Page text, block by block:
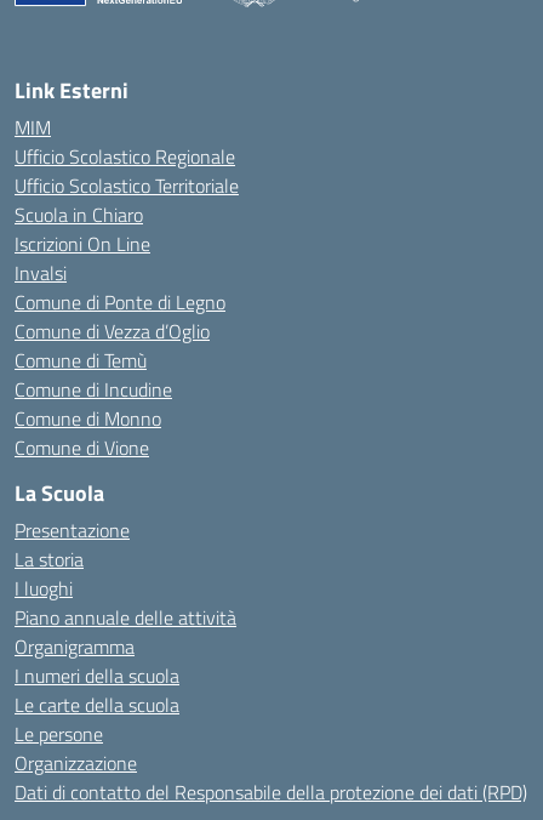
— Visita la pagina iniziale della scuola
Link Esterni
MIM
Ufficio Scolastico Regionale
Ufficio Scolastico Territoriale
Scuola in Chiaro
Iscrizioni On Line
Invalsi
Comune di Ponte di Legno
Comune di Vezza d’Oglio
Comune di Temù
Comune di Incudine
Comune di Monno
Comune di Vione
La Scuola
Presentazione
La storia
I luoghi
Piano annuale delle attività
Organigramma
I numeri della scuola
Le carte della scuola
Le persone
Organizzazione
Dati di contatto del Responsabile della protezione dei dati (RPD)